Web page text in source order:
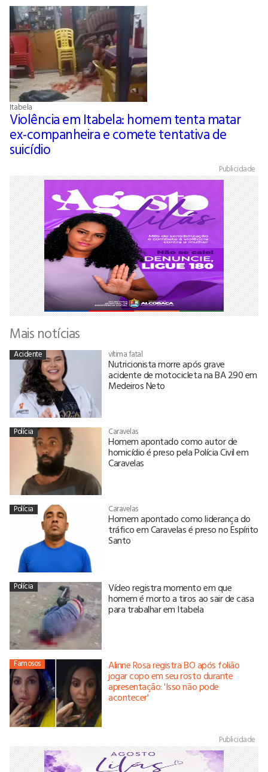
Itabela
Violência em Itabela: homem tenta matar
ex-companheira e comete tentativa de
suicídio
Publicidade
Mais notícias
Acidente vítima fatal
Nutricionista morre após grave
acidente de motocicleta na BA 290 em
Medeiros Neto
Polícia Caravelas
Homem apontado como autor de
homicídio é preso pela Polícia Civil em
Caravelas
Polícia Caravelas
Homem apontado como liderança do
tráfico em Caravelas é preso no Espírito
Santo
Polícia Vídeo registra momento em que
homem é morto a tiros ao sair de casa
para trabalhar em Itabela
Famosos Alinne Rosa registra BO após folião
jogar copo em seu rosto durante
apresentação: 'Isso não pode
acontecer'
Publicidade